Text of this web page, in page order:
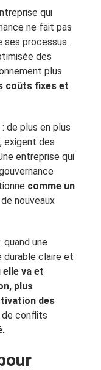
qui
ne fait pas
ses processus.
des
plus
coûts fixes et
: de plus en plus
exigent des
entreprise qui
comme un
nouveaux
: quand une
durable claire et
elle va et
plus
des
de conflits